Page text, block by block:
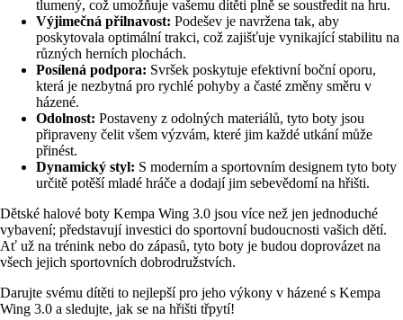
tlumený, což umožňuje vašemu dítěti plně se soustředit na hru.
Výjimečná přilnavost: Podešev je navržena tak, aby
poskytovala optimální trakci, což zajišťuje vynikající stabilitu na
různých herních plochách.
Posílená podpora: Svršek poskytuje efektivní boční oporu,
která je nezbytná pro rychlé pohyby a časté změny směru v
házené.
Odolnost: Postaveny z odolných materiálů, tyto boty jsou
připraveny čelit všem výzvám, které jim každé utkání může
přinést.
Dynamický styl: S moderním a sportovním designem tyto boty
určitě potěší mladé hráče a dodají jim sebevědomí na hřišti.
Dětské halové boty Kempa Wing 3.0 jsou více než jen jednoduché
vybavení; představují investici do sportovní budoucnosti vašich dětí.
Ať už na trénink nebo do zápasů, tyto boty je budou doprovázet na
všech jejich sportovních dobrodružstvích.
Darujte svému dítěti to nejlepší pro jeho výkony v házené s Kempa
Wing 3.0 a sledujte, jak se na hřišti třpytí!